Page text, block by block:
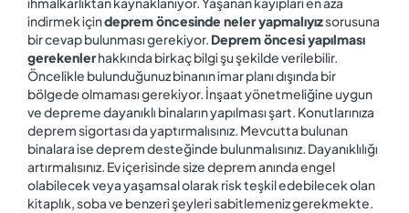
indirmek içindeprem öncesinde neler yapmalıyızsorusuna
bir cevap bulunması gerekiyor. Deprem öncesi yapılması
gerekenlerhakkında birkaç bilgi şu şekilde verilebilir.
Öncelikle bulunduğunuz binanın imar planı dışında bir
bölgede olmaması gerekiyor. İnşaat yönetmeliğine uygun
ve depreme dayanıklı binaların yapılması şart. Konutlarınıza
deprem sigortası da yaptırmalısınız. Mevcutta bulunan
binalara ise deprem desteğinde bulunmalısınız. Dayanıklılığı
artırmalısınız. Ev içerisinde size deprem anında engel
olabilecek veya yaşamsal olarak risk teşkil edebilecek olan
kitaplık, soba ve benzeri şeyleri sabitlemeniz gerekmekte.